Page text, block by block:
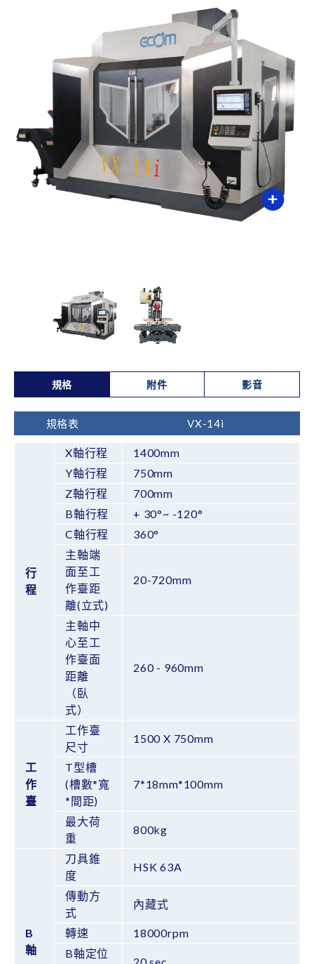
規格 附件 影音
規格表 VX-14i
行
程
X軸行程
1400mm
Y軸行程
750mm
Z軸行程
700mm
B軸行程
+ 30°~ -120°
C軸行程
360°
主軸端
面至工
作臺距
離(立式)
20-720mm
主軸中
心至工
作臺面
距離
（臥
式）
260 - 960mm
工
作
臺
工作臺
尺寸
1500 X 750mm
T型槽
(槽數*寬
*間距)
7*18mm*100mm
最大荷
重
800kg
B
軸
刀具錐
度
HSK 63A
傳動方
式
內藏式
轉速
18000rpm
B軸定位